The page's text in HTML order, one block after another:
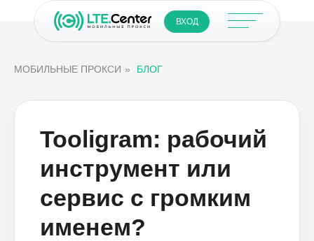
ВХОД
МОБИЛЬНЫЕ ПРОКСИ » БЛОГ
Tooligram: рабочий
инструмент или
сервис с громким
именем?